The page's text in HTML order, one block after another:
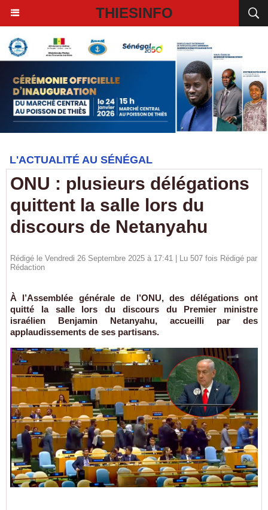
THIESINFO
L'ACTUALITÉ AU SÉNÉGAL
ONU : plusieurs délégations
quittent la salle lors du
discours de Netanyahu
Rédigé le Vendredi 26 Septembre 2025 à 17:41 | Lu 507 fois Rédigé par
Rédaction
À l’Assemblée générale de l’ONU, des délégations ont
quitté la salle lors du discours du Premier ministre
israélien Benjamin Netanyahu, accueilli par des
applaudissements de ses partisans.